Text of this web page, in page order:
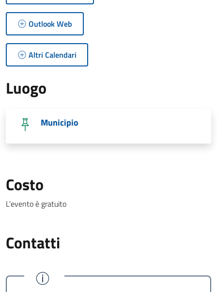
Outlook Web
Altri Calendari
Luogo
Municipio
Costo
L'evento è gratuito
Contatti